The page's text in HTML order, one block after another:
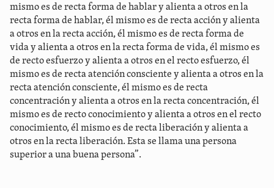
mismo es de recta forma de hablar y alienta a otros en la
recta forma de hablar, él mismo es de recta acción y alienta
a otros en la recta acción, él mismo es de recta forma de
vida y alienta a otros en la recta forma de vida, él mismo es
de recto esfuerzo y alienta a otros en el recto esfuerzo, él
mismo es de recta atención consciente y alienta a otros en la
recta atención consciente, él mismo es de recta
concentración y alienta a otros en la recta concentración, él
mismo es de recto conocimiento y alienta a otros en el recto
conocimiento, él mismo es de recta liberación y alienta a
otros en la recta liberación. Esta se llama una persona
superior a una buena persona”.